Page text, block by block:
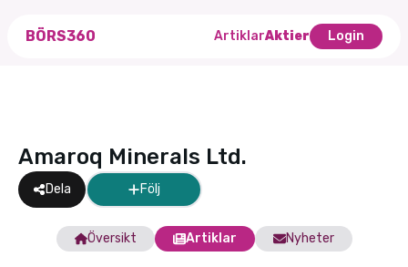
BÖRS360 ArtiklarAktier Login
Amaroq Minerals Ltd.
Dela Följ
Översikt Artiklar Nyheter